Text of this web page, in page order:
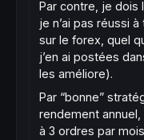
Par contre, je dois
je n’ai pas réussi
sur le forex, quel
j’en ai postées
les améliore).
Par “bonne”
rendement
à 3 ordres par